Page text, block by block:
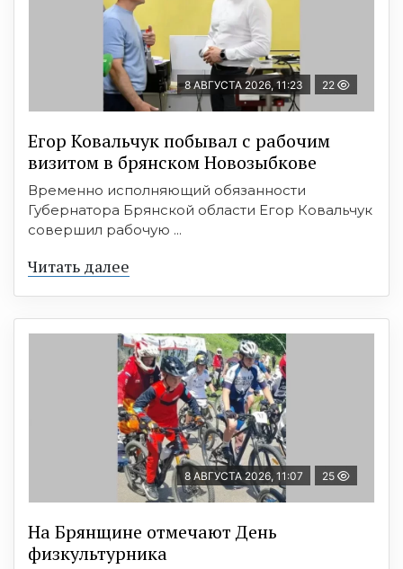
8 АВГУСТА 2026, 11:23 22
Егор Ковальчук побывал с рабочим
визитом в брянском Новозыбкове
Временно исполняющий обязанности
Губернатора Брянской области Егор Ковальчук
совершил рабочую ...
Читать далее
8 АВГУСТА 2026, 11:07 25
На Брянщине отмечают День
физкультурника